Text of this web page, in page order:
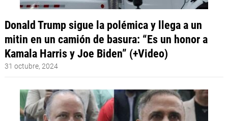
Donald Trump sigue la polémica y llega a un
mitin en un camión de basura: “Es un honor a
Kamala Harris y Joe Biden” (+Video)
31 octubre, 2024